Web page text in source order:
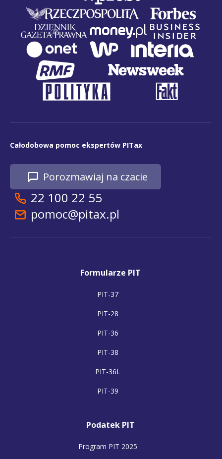
Całodobowa pomoc ekspertów PITax
Porozmawiaj na czacie
22 100 22 55
pomoc@pitax.pl
Formularze PIT
PIT-37
PIT-28
PIT-36
PIT-38
PIT-36L
PIT-39
Podatek PIT
Program PIT 2025